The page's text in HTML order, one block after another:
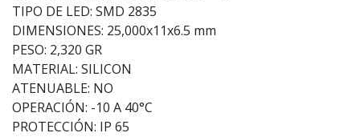
TIPO DE LED: SMD 2835
DIMENSIONES: 25,000x11x6.5 mm
PESO: 2,320 GR
MATERIAL: SILICON
ATENUABLE: NO
OPERACIÓN: -10 A 40°C
PROTECCIÓN: IP 65